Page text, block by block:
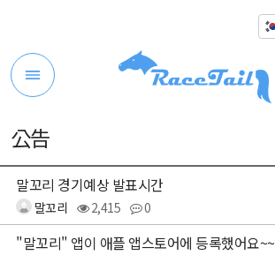
公告
말꼬리 경기예상 발표시간
말꼬리 2,415 0
"말꼬리" 앱이 애플 앱스토어에 등록했어요~~